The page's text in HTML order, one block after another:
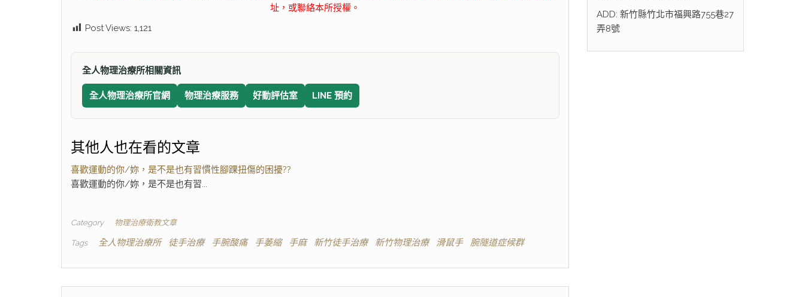
址，或聯絡本所授權。
Post Views: 1,121
全人物理治療所相關資訊
全人物理治療所官網 物理治療服務 好動評估室 LINE 預約
其他人也在看的文章
喜歡運動的你/妳，是不是也有習慣性腳踝扭傷的困擾??
喜歡運動的你/妳，是不是也有習...
Category 物理治療衛教文章
Tags 全人物理治療所 徒手治療 手腕酸痛 手萎縮 手麻 新竹徒手治療 新竹物理治療 滑鼠手 腕隧道症候群
ADD: 新竹縣竹北市福興路755巷27
弄8號